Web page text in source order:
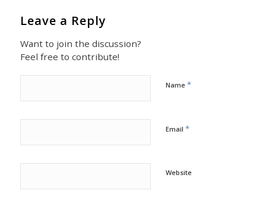
Leave a Reply
Want to join the discussion?
Feel free to contribute!
Name *
Email *
Website